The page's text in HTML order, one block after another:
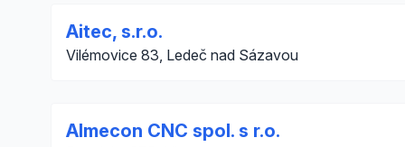
Aitec, s.r.o.
Vilémovice 83, Ledeč nad Sázavou
Almecon CNC spol. s r.o.